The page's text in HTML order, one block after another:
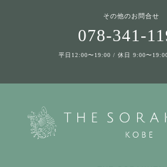
その他のお問合せ
078-341-
平日12:00〜19:00 / 休日 9:00〜